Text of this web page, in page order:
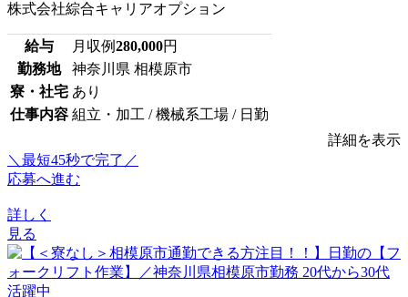
株式会社綜合キャリアオプション
給与 月収例280,000円
勤務地
神奈川県 相模原市
寮・社宅 あり
仕事内容 組立・加工 / 機械系工場 / 日勤
詳細を表示
＼最短45秒で完了／
応募へ進む
詳しく
見る